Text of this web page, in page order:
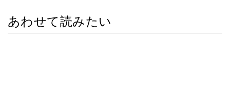
あわせて読みたい